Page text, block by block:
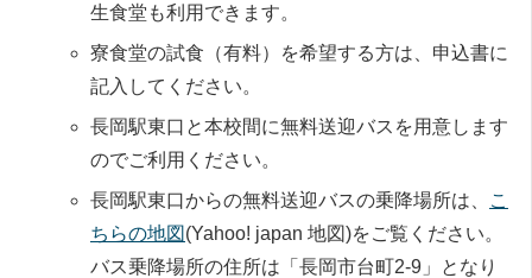
生食堂も利用できます。
寮食堂の試食（有料）を希望する方は、申込書に
記入してください。
長岡駅東口と本校間に無料送迎バスを用意します
のでご利用ください。
長岡駅東口からの無料送迎バスの乗降場所は、
こ
ちらの地図 (Yahoo! japan 地図)をご覧ください。
バス乗降場所の住所は「長岡市台町2-9」となり